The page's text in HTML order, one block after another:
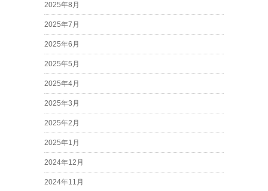
2025年8月
2025年7月
2025年6月
2025年5月
2025年4月
2025年3月
2025年2月
2025年1月
2024年12月
2024年11月